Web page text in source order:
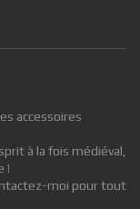
accessoires
à la fois médiéval,
!
moi pour tout